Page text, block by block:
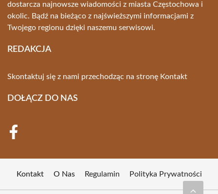
dostarcza najnowsze wiadomości z miasta Częstochowa i
okolic. Bądź na bieżąco z najświeższymi informacjami z
Twojego regionu dzięki naszemu serwisowi.
REDAKCJA
Skontaktuj się z nami przechodząc na stronę Kontakt
DOŁĄCZ DO NAS
Kontakt O Nas Regulamin Polityka Prywatności